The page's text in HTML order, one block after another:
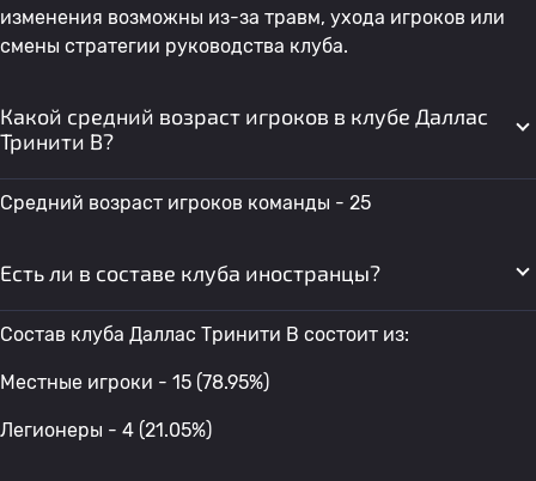
изменения возможны из-за травм, ухода игроков или
смены стратегии руководства клуба.
Какой средний возраст игроков в клубе Даллас
Тринити В?
Средний возраст игроков команды - 25
Есть ли в составе клуба иностранцы?
Состав клуба Даллас Тринити В состоит из:
Местные игроки - 15 (78.95%)
Легионеры - 4 (21.05%)